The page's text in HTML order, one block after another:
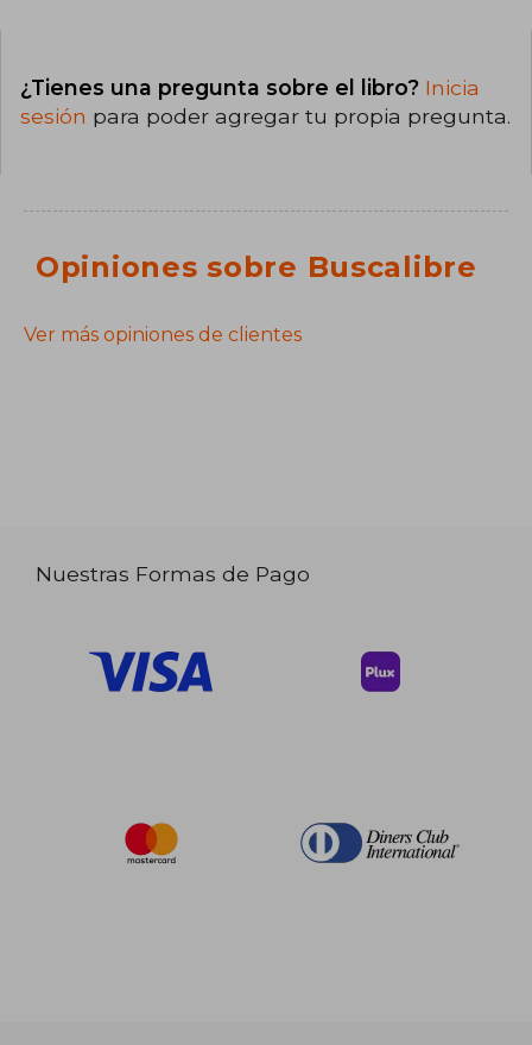
¿Tienes una pregunta sobre el libro? Inicia
sesión para poder agregar tu propia pregunta.
Opiniones sobre Buscalibre
Ver más opiniones de clientes
Nuestras Formas de Pago